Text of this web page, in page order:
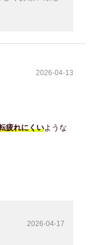
2026-04-13
疲れにくいような
2026-04-17